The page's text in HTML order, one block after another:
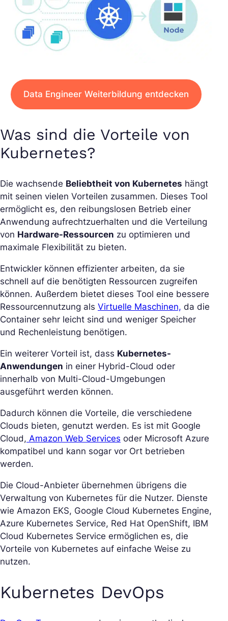
Data Engineer Weiterbildung entdecken
Was sind die Vorteile von
Kubernetes?
Die wachsende Beliebtheit von Kubernetes hängt
mit seinen vielen Vorteilen zusammen. Dieses Tool
ermöglicht es, den reibungslosen Betrieb einer
Anwendung aufrechtzuerhalten und die Verteilung
von Hardware-Ressourcen zu optimieren und
maximale Flexibilität zu bieten.
Entwickler können effizienter arbeiten, da sie
schnell auf die benötigten Ressourcen zugreifen
können. Außerdem bietet dieses Tool eine bessere
Ressourcennutzung als Virtuelle Maschinen, da die
Container sehr leicht sind und weniger Speicher
und Rechenleistung benötigen.
Ein weiterer Vorteil ist, dass Kubernetes-
Anwendungen in einer Hybrid-Cloud oder
innerhalb von Multi-Cloud-Umgebungen
ausgeführt werden können.
Dadurch können die Vorteile, die verschiedene
Clouds bieten, genutzt werden. Es ist mit Google
Cloud, Amazon Web Services oder Microsoft Azure
kompatibel und kann sogar vor Ort betrieben
werden.
Die Cloud-Anbieter übernehmen übrigens die
Verwaltung von Kubernetes für die Nutzer. Dienste
wie Amazon EKS, Google Cloud Kubernetes Engine,
Azure Kubernetes Service, Red Hat OpenShift, IBM
Cloud Kubernetes Service ermöglichen es, die
Vorteile von Kubernetes auf einfache Weise zu
nutzen.
Kubernetes DevOps